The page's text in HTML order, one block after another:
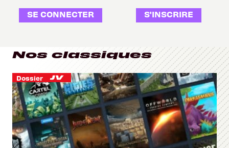
SE CONNECTER S'INSCRIRE
Nos classiques
Dossier